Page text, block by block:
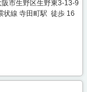
阪市生野区生野東3-13-9
状線 寺田町駅 徒歩 16